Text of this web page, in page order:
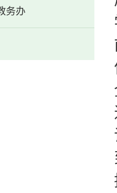
务办